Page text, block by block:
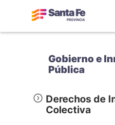
Gobierno e
Pública
Derechos de
Colectiva